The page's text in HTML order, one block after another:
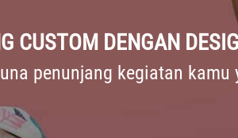
CUSTOM DENGAN
penunjang kegiatan kamu